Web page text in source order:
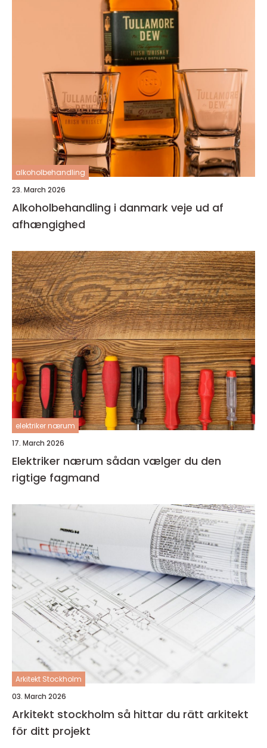
alkoholbehandling
23. March 2026
Alkoholbehandling i danmark veje ud af
afhængighed
elektriker nærum
17. March 2026
Elektriker nærum sådan vælger du den
rigtige fagmand
Arkitekt Stockholm
03. March 2026
Arkitekt stockholm så hittar du rätt arkitekt
för ditt projekt